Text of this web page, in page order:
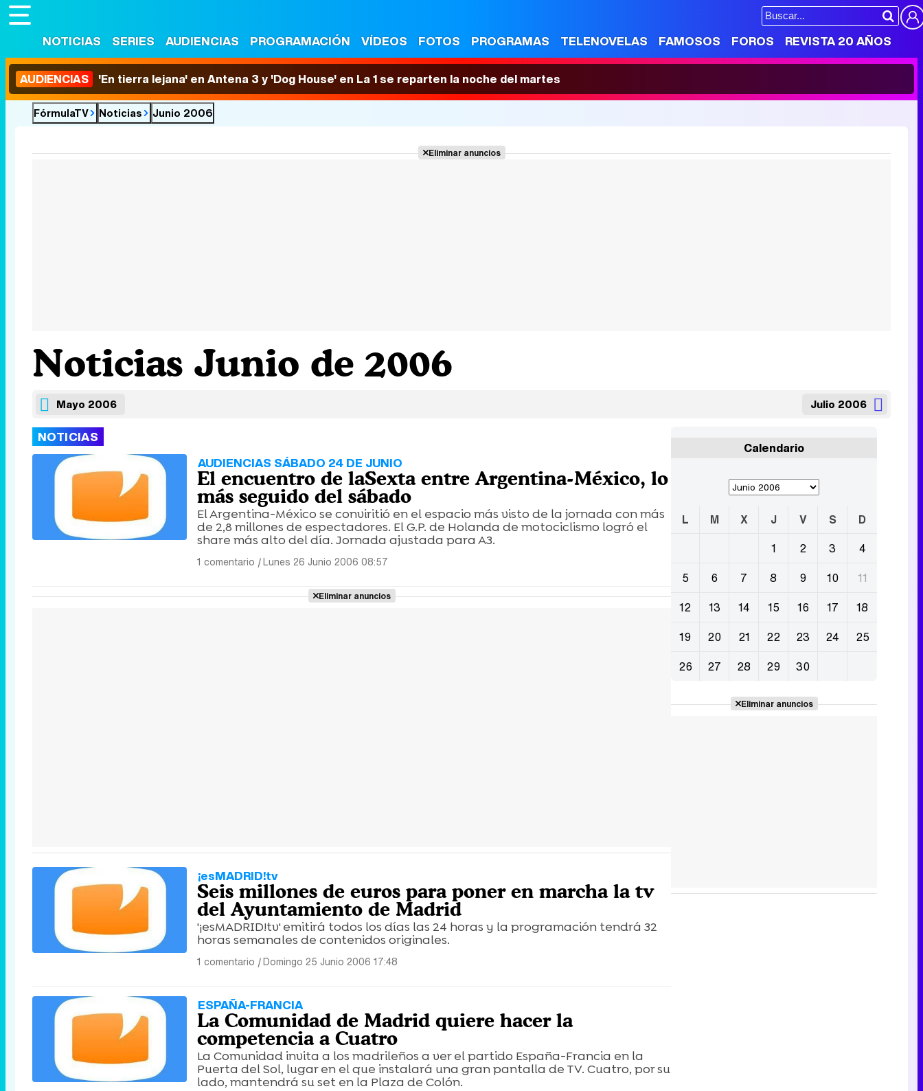
NOTICIAS SERIES AUDIENCIAS PROGRAMACIÓN VÍDEOS FOTOS PROGRAMAS TELENOVELAS FAMOSOS FOROS REVISTA 20 AÑOS
AUDIENCIAS 'En tierra lejana' en Antena 3 y 'Dog House' en La 1 se reparten la noche del martes
FórmulaTV Noticias Junio 2006
Eliminar anuncios
Noticias Junio de 2006
Mayo 2006 Julio 2006
NOTICIAS
AUDIENCIAS SÁBADO 24 DE JUNIO
El encuentro de laSexta entre Argentina-México, lo
más seguido del sábado
El Argentina-México se conviritió en el espacio más visto de la jornada con más
de 2,8 millones de espectadores. El G.P. de Holanda de motociclismo logró el
share más alto del día. Jornada ajustada para A3.
1 comentario |Lunes 26 Junio 2006 08:57
Eliminar anuncios
¡esMADRID!tv
Seis millones de euros para poner en marcha la tv
del Ayuntamiento de Madrid
'¡esMADRID!tv' emitirá todos los días las 24 horas y la programación tendrá 32
horas semanales de contenidos originales.
1 comentario |Domingo 25 Junio 2006 17:48
ESPAÑA-FRANCIA
La Comunidad de Madrid quiere hacer la
competencia a Cuatro
La Comunidad invita a los madrileños a ver el partido España-Francia en la
Puerta del Sol, lugar en el que instalará una gran pantalla de TV. Cuatro, por su
lado, mantendrá su set en la Plaza de Colón.
Calendario
L M X J V S
D
1
2 3
4
5
6 7 8 9 10
11
12
13 14 15 16 17
18
19
20 21 22 23 24
25
26
27 28 29 30
Eliminar anuncios